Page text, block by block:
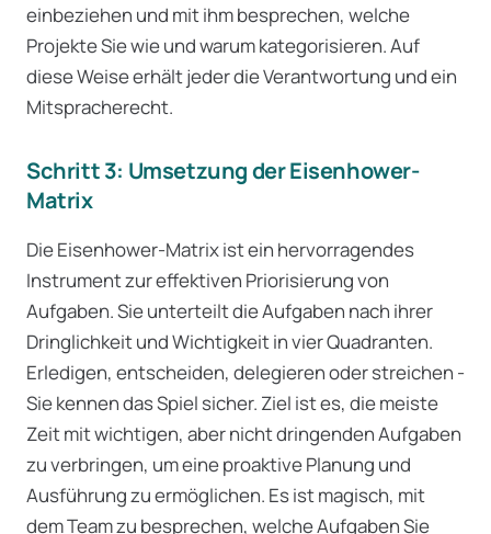
einbeziehen und mit ihm besprechen, welche
Projekte Sie wie und warum kategorisieren. Auf
diese Weise erhält jeder die Verantwortung und ein
Mitspracherecht.
Schritt 3: Umsetzung der Eisenhower-
Matrix
Die Eisenhower-Matrix ist ein hervorragendes
Instrument zur effektiven Priorisierung von
Aufgaben. Sie unterteilt die Aufgaben nach ihrer
Dringlichkeit und Wichtigkeit in vier Quadranten.
Erledigen, entscheiden, delegieren oder streichen -
Sie kennen das Spiel sicher. Ziel ist es, die meiste
Zeit mit wichtigen, aber nicht dringenden Aufgaben
zu verbringen, um eine proaktive Planung und
Ausführung zu ermöglichen. Es ist magisch, mit
dem Team zu besprechen, welche Aufgaben Sie